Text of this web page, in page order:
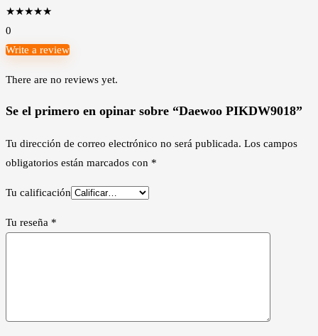
★★★★★
0
Write a review
There are no reviews yet.
Se el primero en opinar sobre “Daewoo PIKDW9018”
Tu dirección de correo electrónico no será publicada. Los campos
obligatorios están marcados con *
Tu calificación
Tu reseña *